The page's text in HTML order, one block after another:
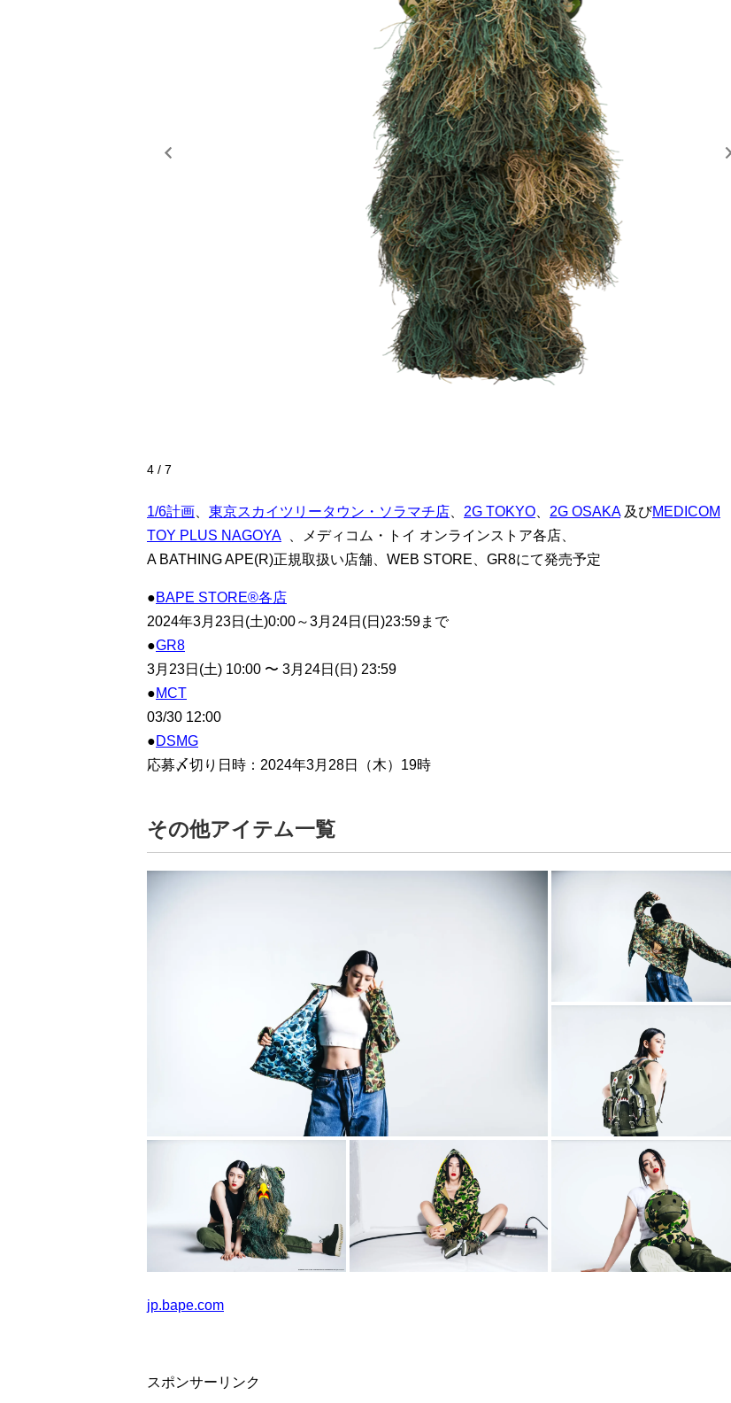
4 / 7
1/6計画 東京スカイツリータウン・ソラマチ店 2G TOKYO 2G OSAKA及びMEDICOM
TOY PLUS NAGOYA 、メディコム・トイ オンラインストア各店、
A BATHING APE(R)正規取扱い店舗、WEB STORE、GR8にて発売予定
●BAPE STORE®各店
2024年3月23日(土)0:00～3月24日(日)23:59まで
●GR8
3月23日(土) 10:00 〜 3月24日(日) 23:59
●MCT
03/30 12:00
●DSMG
応募〆切り日時：2024年3月28日（木）19時
その他アイテム一覧
jp.bape.com
スポンサーリンク